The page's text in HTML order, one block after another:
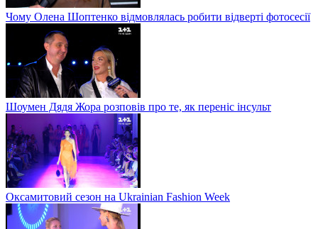
Чому Олена Шоптенко відмовлялась робити відверті фотосесії
Шоумен Дядя Жора розповів про те, як переніс інсульт
Оксамитовий сезон на Ukrainian Fashion Week